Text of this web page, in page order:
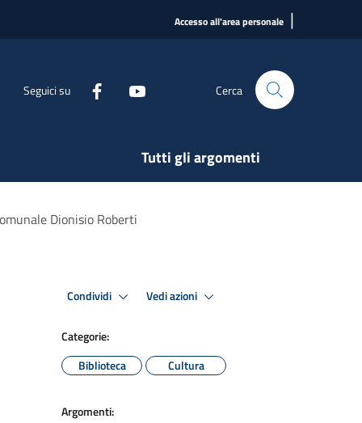
Accesso all'area personale |
Seguici su Cerca
Tutti gli argomenti
Dionisio Roberti
Condividi Vedi azioni
Categorie:
Biblioteca
Cultura
Argomenti: